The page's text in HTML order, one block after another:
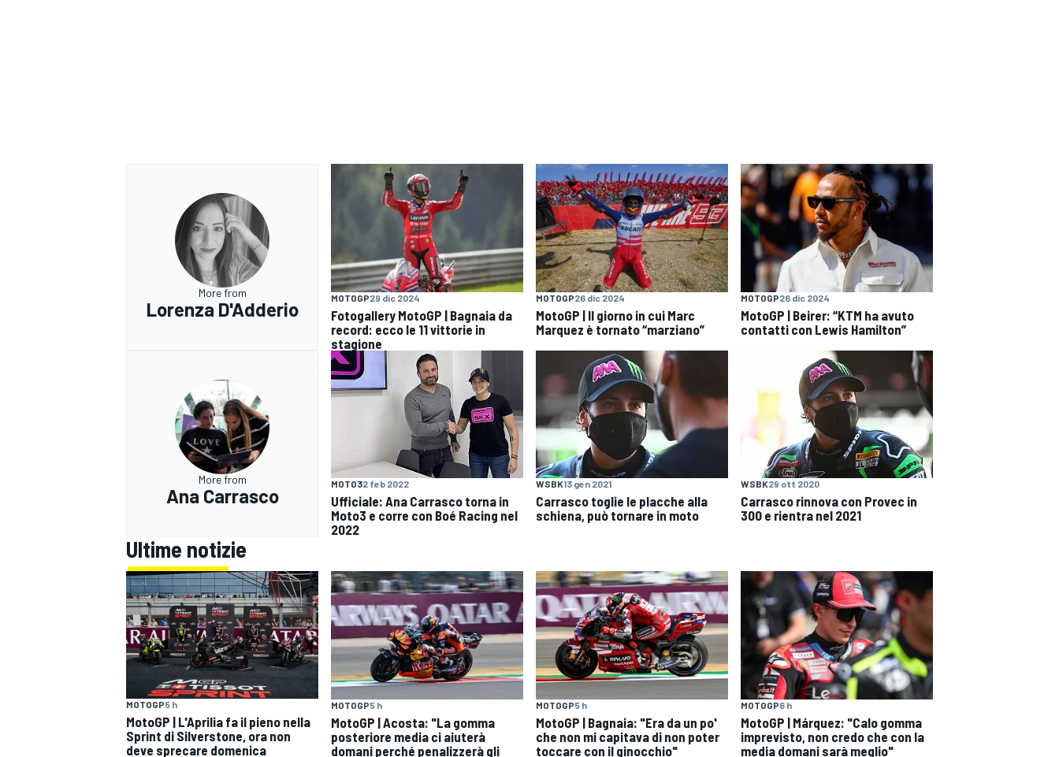
RALLY
More from
Lorenza D'Adderio
MOTOGP29 dic 2024
Fotogallery MotoGP | Bagnaia da
record: ecco le 11 vittorie in
stagione
MOTOGP26 dic 2024
MotoGP | Il giorno in cui Marc
Marquez è tornato “marziano”
MOTOGP26 dic 2024
MotoGP | Beirer: “KTM ha avuto
contatti con Lewis Hamilton”
More from
Ana Carrasco
MOTO32 feb 2022
Ufficiale: Ana Carrasco torna in
Moto3 e corre con Boé Racing nel
2022
WSBK13 gen 2021
Carrasco toglie le placche alla
schiena, può tornare in moto
WSBK29 ott 2020
Carrasco rinnova con Provec in
300 e rientra nel 2021
Ultime notizie
MOTOGP5 h
MotoGP | L'Aprilia fa il pieno nella
Sprint di Silverstone, ora non
deve sprecare domenica
MOTOGP5 h
MotoGP | Acosta: "La gomma
posteriore media ci aiuterà
domani perché penalizzerà gli
MOTOGP5 h
MotoGP | Bagnaia: "Era da un po'
che non mi capitava di non poter
toccare con il ginocchio"
MOTOGP6 h
MotoGP | Márquez: "Calo gomma
imprevisto, non credo che con la
media domani sarà meglio"